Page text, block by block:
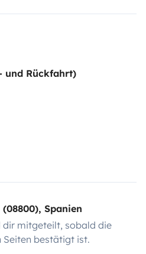
und Rückfahrt)
Spanien
dir mitgeteilt, sobald die
Seiten bestätigt ist.